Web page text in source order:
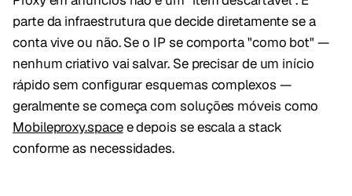
parte da infraestrutura que decide diretamente se a
conta vive ou não. Se o IP se comporta "como bot" —
nenhum criativo vai salvar. Se precisar de um início
rápido sem configurar esquemas complexos —
geralmente se começa com soluções móveis como
Mobileproxy.spacee depois se escala a stack
conforme as necessidades.